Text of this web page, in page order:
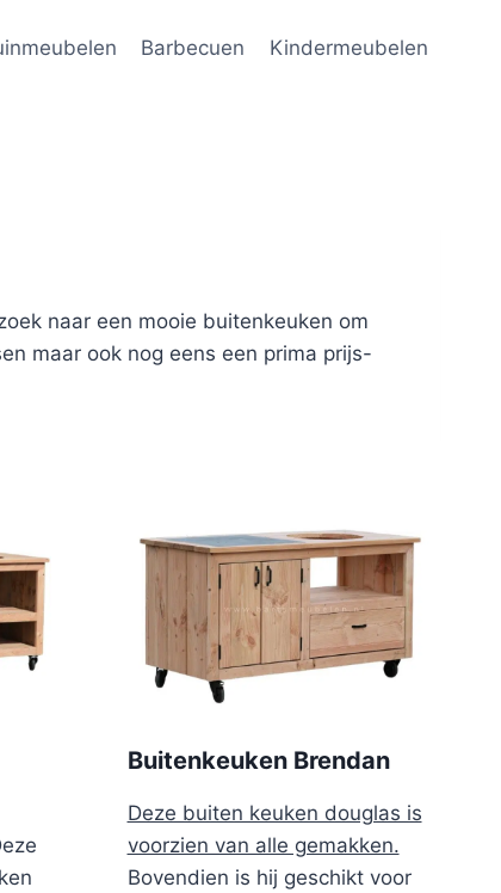
Barbecuen Kindermeubelen
naar een mooie buitenkeuken om
maar ook nog eens een prima prijs-
Buitenkeuken Brendan
Deze buiten keuken douglas is
voorzien van alle gemakken.
Bovendien is hij geschikt voor